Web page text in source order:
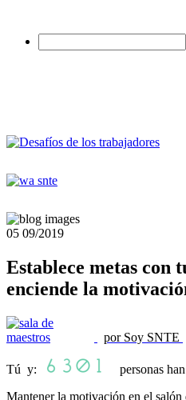
05 09/2019
Establece metas con
enciende la
por Soy SNTE
Tú y:
personas
Mantener la motivación en el